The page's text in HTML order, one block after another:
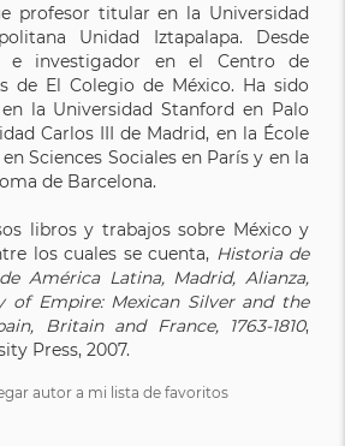
profesor titular en la Universidad
Unidad Iztapalapa. Desde
e investigador en el Centro de
de El Colegio de México. Ha sido
la Universidad Stanford en Palo
Carlos III de Madrid, en la École
Sciences Sociales en París y en la
de Barcelona.
libros y trabajos sobre México y
los cuales se cuenta, Historia de
América Latina, Madrid, Alianza,
of Empire: Mexican Silver and the
Britain and France, 1763-1810,
Press, 2007.
autor a mi lista de favoritos